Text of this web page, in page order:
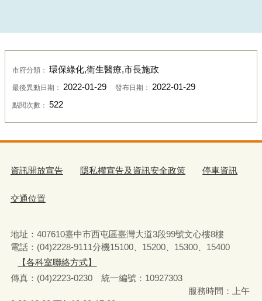
市府分類： 環保綠化,衛生醫療,市長施政
最後異動日期： 2022-01-29 發布日期： 2022-01-29
點閱次數： 522
資訊開放宣告 隱私權宣告及資訊安全政策 停車資訊
交通位置
地址：407610臺中市西屯區臺灣大道3段99號文心樓8樓
電話：(04)2228-9111分機15100、15200、15300、15400
【各科室聯絡方式】
傳真：(04)2223-0230 統一編號 ： 10927303
服務時間：上午